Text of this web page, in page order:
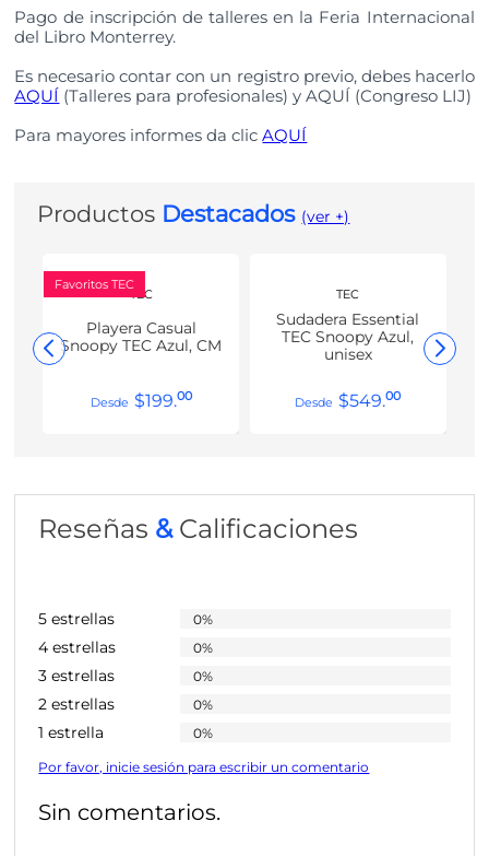
Pago de inscripción de talleres en la Feria Internacional
del Libro Monterrey.
Es necesario contar con un registro previo, debes hacerlo
AQUÍ (Talleres para profesionales) yAQUÍ (Congreso LIJ)
Para mayores informes da clicAQUÍ
Productos Destacados (ver +)
Favoritos TEC
TEC
Playera Casual
Snoopy TEC Azul, CM
$199.00
TEC
Sudadera Essential
TEC Snoopy Azul,
unisex
$549.00
Reseñas &Calificaciones
5 estrellas 0%
4 estrellas 0%
3 estrellas 0%
2 estrellas 0%
1 estrella 0%
Por favor, inicie sesión para escribir un comentario
Sin comentarios.